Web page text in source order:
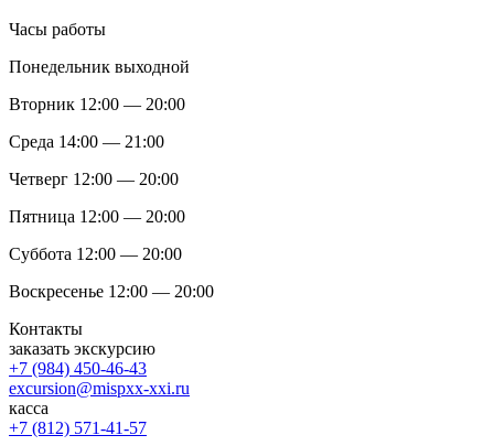
Часы работы
Понедельник выходной
Вторник 12:00 — 20:00
Среда 14:00 — 21:00
Четверг 12:00 — 20:00
Пятница 12:00 — 20:00
Суббота 12:00 — 20:00
Воскресенье 12:00 — 20:00
Контакты
заказать экскурсию
+7 (984) 450-46-43
excursion@mispxx-xxi.ru
касса
+7 (812) 571-41-57